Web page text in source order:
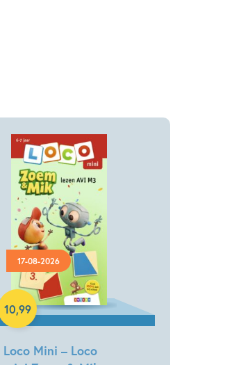
17-08-2026
Loco Mini – Loco
10,99
Paperback